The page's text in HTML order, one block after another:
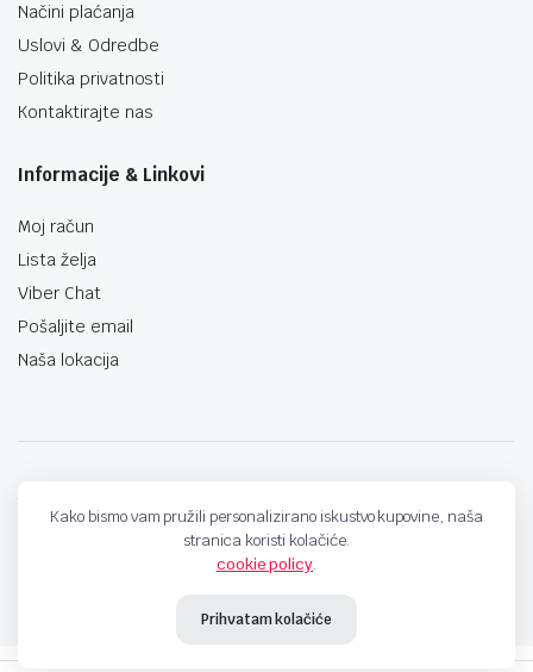
Načini plaćanja
Uslovi & Odredbe
Politika privatnosti
Kontaktirajte nas
Informacije & Linkovi
Moj račun
Lista želja
Viber Chat
Pošaljite email
Naša lokacija
Kako bismo vam pružili personalizirano iskustvo kupovine, naša
stranica koristi kolačiće.
cookie policy.
Prihvatam kolačiće